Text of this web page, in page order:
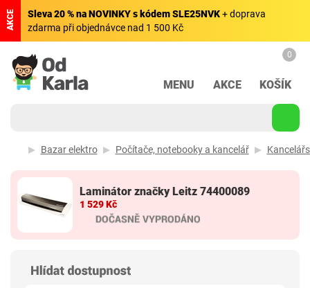
AKCE Sleva 20 % na NOVINKY s kódem SLE25NVK+ doprava
zdarma při objednávce nad 1 500 Kč
MENU AKCE
0
KOŠÍK
Bazar elektro Počítače, notebooky a kancelář
Laminátor značky Leitz 74400089
1 529 Kč